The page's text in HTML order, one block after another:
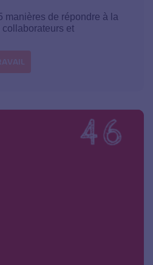
manières de répondre à la
et